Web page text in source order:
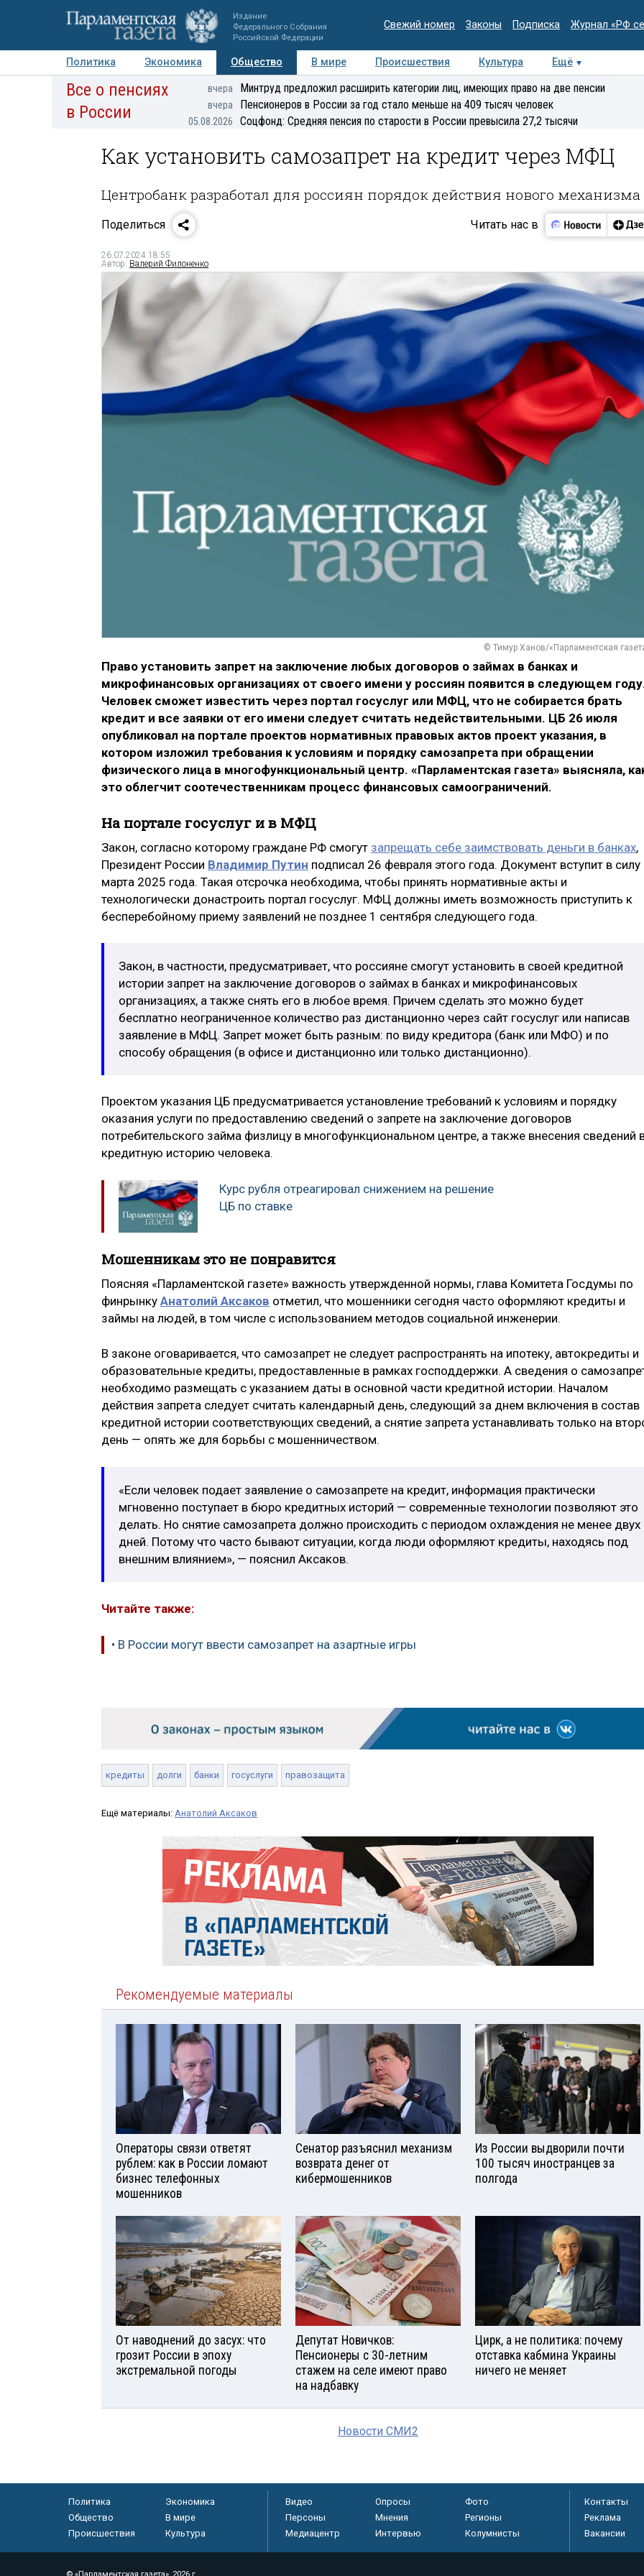
Издание
Федерального Собрания
Российской Федерации
Свежий номер Законы Подписка Журнал «РФ
Политика Экономика Общество В мире Происшествия Культура Ещё
Авторы Персоны Мнения Регионы Медиацентр Интервью Колумнисты
Деловая
Все о пенсиях
в России
вчера Минтруд предложил расширить категории лиц, имеющих право на две пенсии
вчера Пенсионеров в России за год стало меньше на 409 тысяч человек
05.08.2026 Соцфонд: Средняя пенсия по старости в России превысила 27,2 тысячи
Как установить самозапрет на кредит через МФЦ
Центробанк разработал для россиян порядок действия нового механизма
Поделиться Читать нас в
26.07.2024 18:55
Автор: Валерий Филоненко
© Тимур Ханов/«Парламентская
Право установить запрет на заключение любых договоров о займах в банках и
микрофинансовых организациях от своего имени у россиян появится в следующем
Человек сможет известить через портал госуслуг или МФЦ, что не собирается брать
кредит и все заявки от его имени следует считать недействительными. ЦБ 26 июля
опубликовал на портале проектов нормативных правовых актов проект указания, в
котором изложил требования к условиям и порядку самозапрета при обращении
физического лица в многофункциональный центр. «Парламентская газета» выясняла,
это облегчит соотечественникам процесс финансовых самоограничений.
На портале госуслуг и в МФЦ
Закон, согласно которому граждане РФ смогут запрещать себе заимствовать деньги в банках,
Президент России Владимир Путин подписал 26 февраля этого года. Документ вступит в силу
марта 2025 года. Такая отсрочка необходима, чтобы принять нормативные акты и
технологически донастроить портал госуслуг. МФЦ должны иметь возможность приступить к
бесперебойному приему заявлений не позднее 1 сентября следующего года.
Закон, в частности, предусматривает, что россияне смогут установить в своей кредитной
истории запрет на заключение договоров о займах в банках и микрофинансовых
организациях, а также снять его в любое время. Причем сделать это можно будет
бесплатно неограниченное количество раз дистанционно через сайт госуслуг или написав
заявление в МФЦ. Запрет может быть разным: по виду кредитора (банк или МФО) и по
способу обращения (в офисе и дистанционно или только дистанционно).
Проектом указания ЦБ предусматривается установление требований к условиям и порядку
оказания услуги по предоставлению сведений о запрете на заключение договоров
потребительского займа физлицу в многофункциональном центре, а также внесения сведений
кредитную историю человека.
Курс рубля отреагировал снижением на решение
ЦБ по ставке
Мошенникам это не понравится
Поясняя «Парламентской газете» важность утвержденной нормы, глава Комитета Госдумы по
финрынку Анатолий Аксаков отметил, что мошенники сегодня часто оформляют кредиты и
займы на людей, в том числе с использованием методов социальной инженерии.
В законе оговаривается, что самозапрет не следует распространять на ипотеку, автокредиты и
образовательные кредиты, предоставленные в рамках господдержки. А сведения о
необходимо размещать с указанием даты в основной части кредитной истории. Началом
действия запрета следует считать календарный день, следующий за днем включения в состав
кредитной истории соответствующих сведений, а снятие запрета устанавливать только на
день — опять же для борьбы с мошенничеством.
«Если человек подает заявление о самозапрете на кредит, информация практически
мгновенно поступает в бюро кредитных историй — современные технологии позволяют это
делать. Но снятие самозапрета должно происходить с периодом охлаждения не менее двух
дней. Потому что часто бывают ситуации, когда люди оформляют кредиты, находясь под
внешним влиянием», — пояснил Аксаков.
Читайте также:
• В России могут ввести самозапрет на азартные игры
кредиты долги банки госуслуги правозащита
Ещё материалы: Анатолий Аксаков
Рекомендуемые материалы
Операторы связи ответят
рублем: как в России ломают
бизнес телефонных
мошенников
Сенатор разъяснил механизм
возврата денег от
кибермошенников
Из России выдворили почти
100 тысяч иностранцев за
полгода
От наводнений до засух: что
грозит России в эпоху
экстремальной погоды
Депутат Новичков:
Пенсионеры с 30-летним
стажем на селе имеют право
на надбавку
Цирк, а не политика: почему
отставка кабмина Украины
ничего не меняет
Новости СМИ2
Политика
Экономика
Общество
В мире
Происшествия
Культура
Видео Опросы
Фото
Персоны
Мнения
Регионы
Медиацентр
Интервью Колумнисты
Контакты
Реклама
Вакансии
© «Парламентская газета», 2026 г.